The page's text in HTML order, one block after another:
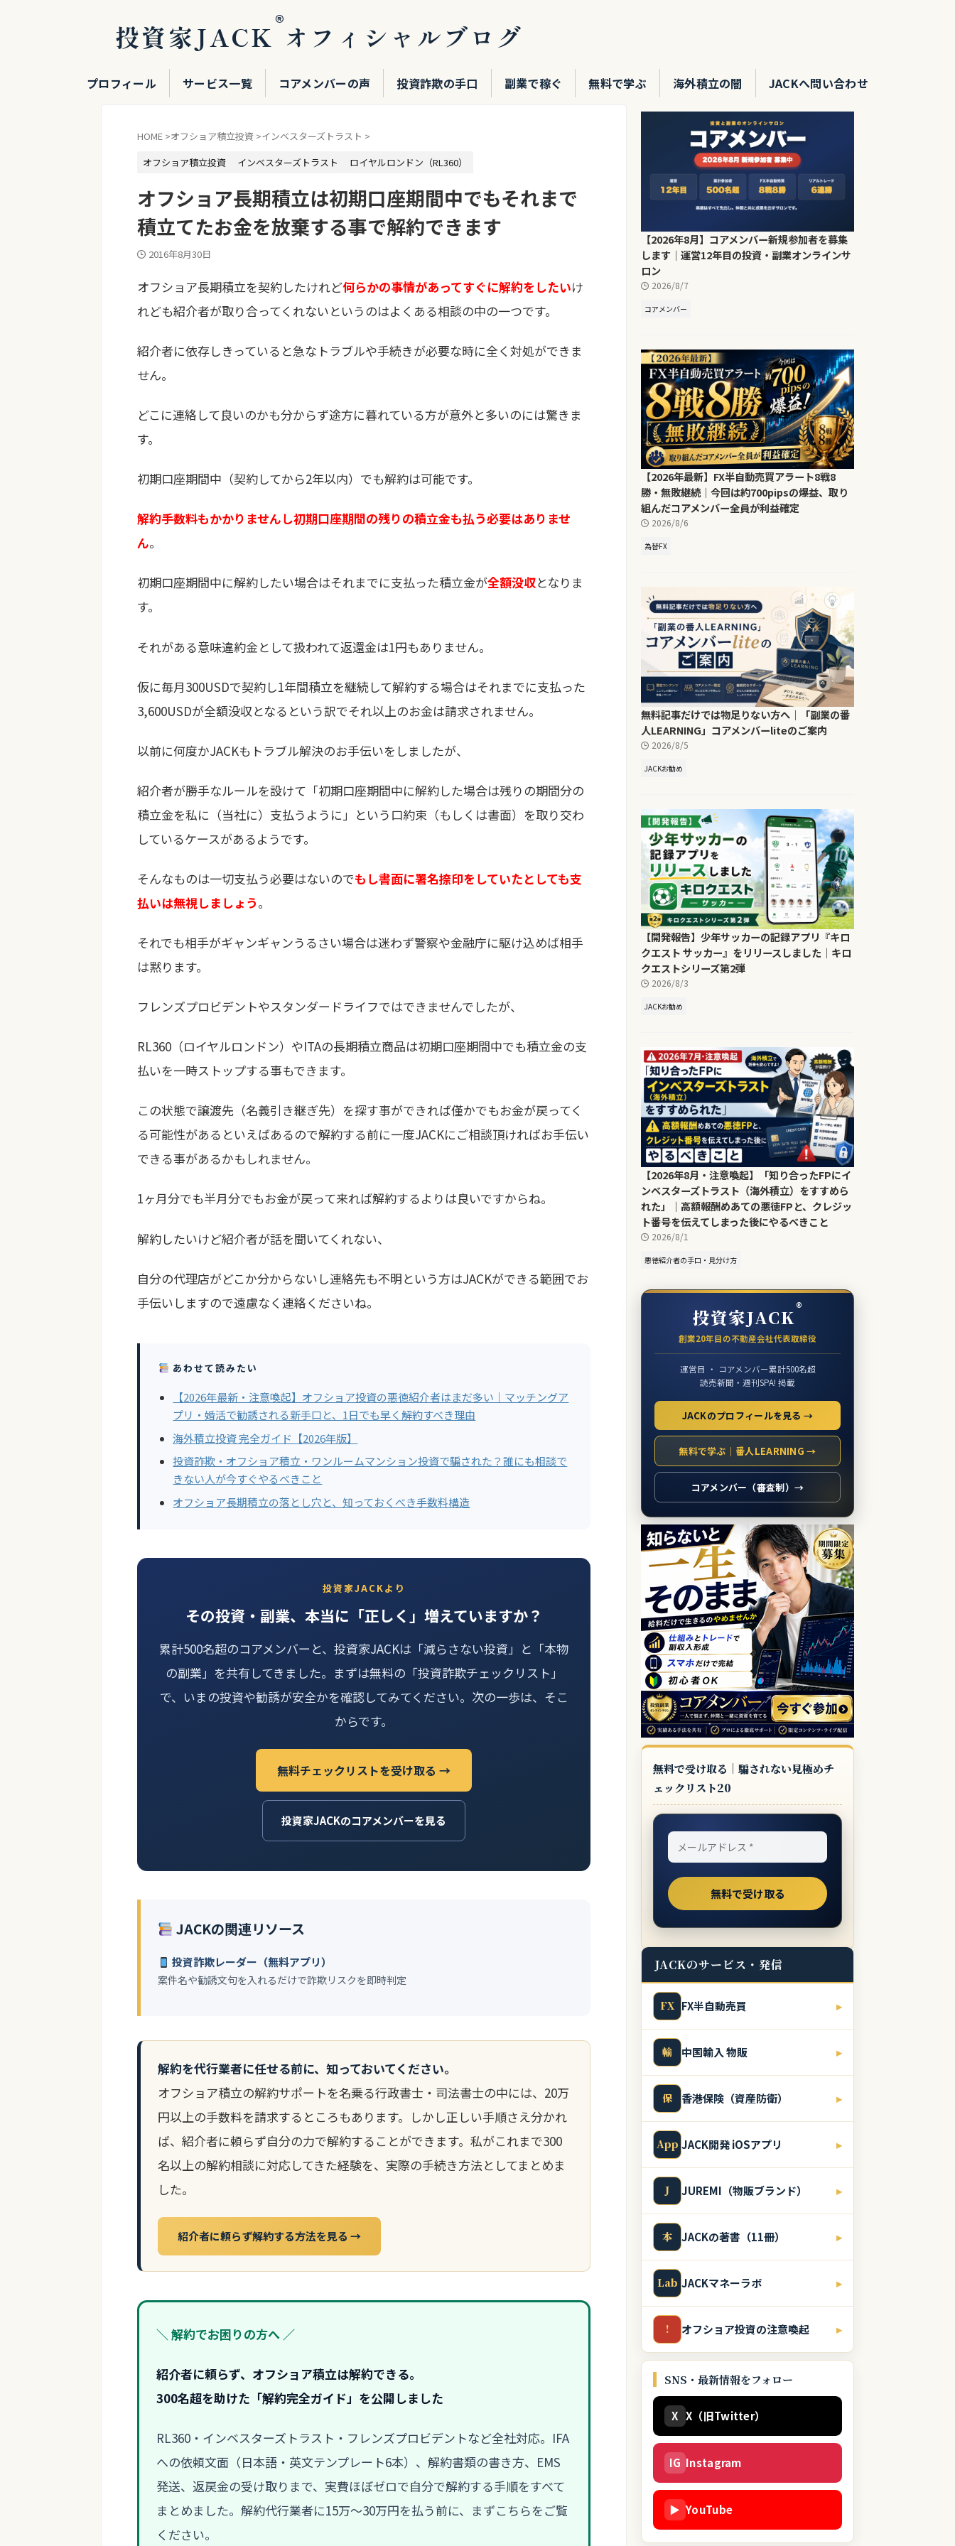
投資家JACK®オフィシャルブログ
プロフィール サービス一覧 コアメンバーの声 投資詐欺の手口 副業で稼ぐ 無料で学ぶ 海外積立の闇 JACKへ問い合わせ
HOME >オフショア積立投資 >インベスターズトラスト >
オフショア積立投資
インベスターズトラスト ロイヤルロンドン（RL360）
オフショア長期積立は初期口座期間中でもそれまで
積立てたお金を放棄する事で解約できます
2016年8月30日
オフショア長期積立を契約したけれど何らかの事情があってすぐに解約をしたいけ
れども紹介者が取り合ってくれないというのはよくある相談の中の一つです。
紹介者に依存しきっていると急なトラブルや手続きが必要な時に全く対処ができま
せん。
どこに連絡して良いのかも分からず途方に暮れている方が意外と多いのには驚きま
す。
初期口座期間中（契約してから2年以内）でも解約は可能です。
解約手数料もかかりませんし初期口座期間の残りの積立金も払う必要はありませ
ん。
初期口座期間中に解約したい場合はそれまでに支払った積立金が全額没収となりま
す。
それがある意味違約金として扱われて返還金は1円もありません。
仮に毎月300USDで契約し1年間積立を継続して解約する場合はそれまでに支払った
3,600USDが全額没収となるという訳でそれ以上のお金は請求されません。
以前に何度かJACKもトラブル解決のお手伝いをしましたが、
紹介者が勝手なルールを設けて「初期口座期間中に解約した場合は残りの期間分の
積立金を私に（当社に）支払うように」という口約束（もしくは書面）を取り交わ
しているケースがあるようです。
そんなものは一切支払う必要はないのでもし書面に署名捺印をしていたとしても支
払いは無視しましょう。
それでも相手がギャンギャンうるさい場合は迷わず警察や金融庁に駆け込めば相手
は黙ります。
フレンズプロビデントやスタンダードライフではできませんでしたが、
RL360（ロイヤルロンドン）やITAの長期積立商品は初期口座期間中でも積立金の支
払いを一時ストップする事もできます。
この状態で譲渡先（名義引き継ぎ先）を探す事ができれば僅かでもお金が戻ってく
る可能性があるといえばあるので解約する前に一度JACKにご相談頂ければお手伝い
できる事があるかもしれません。
1ヶ月分でも半月分でもお金が戻って来れば解約するよりは良いですからね。
解約したいけど紹介者が話を聞いてくれない、
自分の代理店がどこか分からないし連絡先も不明という方はJACKができる範囲でお
手伝いしますので遠慮なく連絡くださいね。
あわせて読みたい
【2026年最新・注意喚起】オフショア投資の悪徳紹介者はまだ多い｜マッチングア
プリ・婚活で勧誘される新手口と、1日でも早く解約すべき理由
海外積立投資 完全ガイド【2026年版】
投資詐欺・オフショア積立・ワンルームマンション投資で騙された？誰にも相談で
きない人が今すぐやるべきこと
オフショア長期積立の落とし穴と、知っておくべき手数料構造
投資家JACKより
その投資・副業、本当に「正しく」増えていますか？
累計500名超のコアメンバーと、投資家JACKは「減らさない投資」と「本物
の副業」を共有してきました。まずは無料の「投資詐欺チェックリスト」
で、いまの投資や勧誘が安全かを確認してみてください。次の一歩は、そこ
からです。
無料チェックリストを受け取る →
投資家JACKのコアメンバーを見る
JACKの関連リソース
投資詐欺レーダー（無料アプリ）
案件名や勧誘文句を入れるだけで詐欺リスクを即時判定
解約を代行業者に任せる前に、知っておいてください。
オフショア積立の解約サポートを名乗る行政書士・司法書士の中には、20万
円以上の手数料を請求するところもあります。しかし正しい手順さえ分かれ
ば、紹介者に頼らず自分の力で解約することができます。私がこれまで300
名以上の解約相談に対応してきた経験を、実際の手続き方法としてまとめま
した。
紹介者に頼らず解約する方法を見る →
＼ 解約でお困りの方へ ／
紹介者に頼らず、オフショア積立は解約できる。
300名超を助けた「解約完全ガイド」を公開しました
RL360・インベスターズトラスト・フレンズプロビデントなど全社対応。IFA
への依頼文面（日本語・英文テンプレート6本）、解約書類の書き方、EMS
発送、返戻金の受け取りまで、実費ほぼゼロで自分で解約する手順をすべて
まとめました。解約代行業者に15万〜30万円を払う前に、まずこちらをご覧
ください。
【2026年8月】コアメンバー新規参加者を募集
します｜運営12年目の投資・副業オンラインサ
ロン
2026/8/7
コアメンバー
【2026年最新】FX半自動売買アラート8戦8
勝・無敗継続｜今回は約700pipsの爆益、取り
組んだコアメンバー全員が利益確定
2026/8/6
為替FX
無料記事だけでは物足りない方へ｜「副業の番
人LEARNING」コアメンバーliteのご案内
2026/8/5
JACKお勧め
【開発報告】少年サッカーの記録アプリ『キロ
クエスト サッカー』をリリースしました｜キロ
クエストシリーズ第2弾
2026/8/3
JACKお勧め
【2026年8月・注意喚起】「知り合ったFPにイ
ンベスターズトラスト（海外積立）をすすめら
れた」｜高額報酬めあての悪徳FPと、クレジッ
ト番号を伝えてしまった後にやるべきこと
2026/8/1
悪徳紹介者の手口・見分け方
投資家JACK®
創業20年目の不動産会社代表取締役
運営目 ・ コアメンバー累計500名超
読売新聞・週刊SPA! 掲載
JACKのプロフィールを見る →
無料で学ぶ｜番人LEARNING →
コアメンバー（審査制）→
無料で受け取る｜騙されない見極めチ
ェックリスト20
JACKのサービス・発信
FX FX半自動売買 ▸
輸 中国輸入 物販 ▸
保 香港保険（資産防衛） ▸
App JACK開発 iOSアプリ ▸
J JUREMI（物販ブランド） ▸
本 JACKの著書（11冊） ▸
Lab JACKマネーラボ ▸
! オフショア投資の注意喚起 ▸
SNS・最新情報をフォロー
X X（旧Twitter）
IG Instagram
▶ YouTube